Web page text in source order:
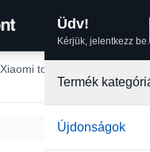
Üdv!
Kérjük, jelentkezz be.
Termék
Újdonságok
Xiaomi tokok